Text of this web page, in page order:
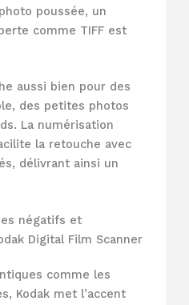
poussée, un
comme TIFF est
aussi bien pour des
des petites photos
La numérisation
la retouche avec
délivrant ainsi un
négatifs et
Digital Film Scanner
comme les
Kodak met l’accent